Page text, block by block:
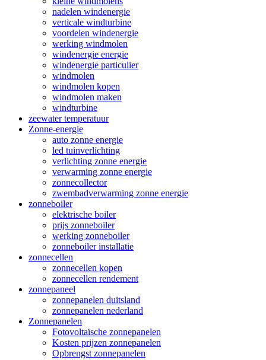
nadelen windenergie
verticale windturbine
voordelen windenergie
werking windmolen
windenergie energie
windenergie particulier
windmolen
windmolen kopen
windmolen maken
windturbine
zeewater temperatuur
Zonne-energie
auto zonne energie
led tuinverlichting
verlichting zonne energie
verwarming zonne energie
zonnecollector
zwembadverwarming zonne energie
zonneboiler
elektrische boiler
prijs zonneboiler
werking zonneboiler
zonneboiler installatie
zonnecellen
zonnecellen kopen
zonnecellen rendement
zonnepaneel
zonnepanelen duitsland
zonnepanelen nederland
Zonnepanelen
Fotovoltaïsche zonnepanelen
Kosten prijzen zonnepanelen
Opbrengst zonnepanelen